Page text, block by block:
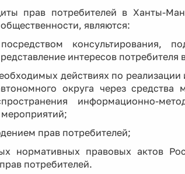
прав потребителей в Ханты-
являются:
консультирования,
интересов потребителя
действиях по реализации
округа через средства
информационно-
прав потребителей;
нормативных правовых актов
потребителей.